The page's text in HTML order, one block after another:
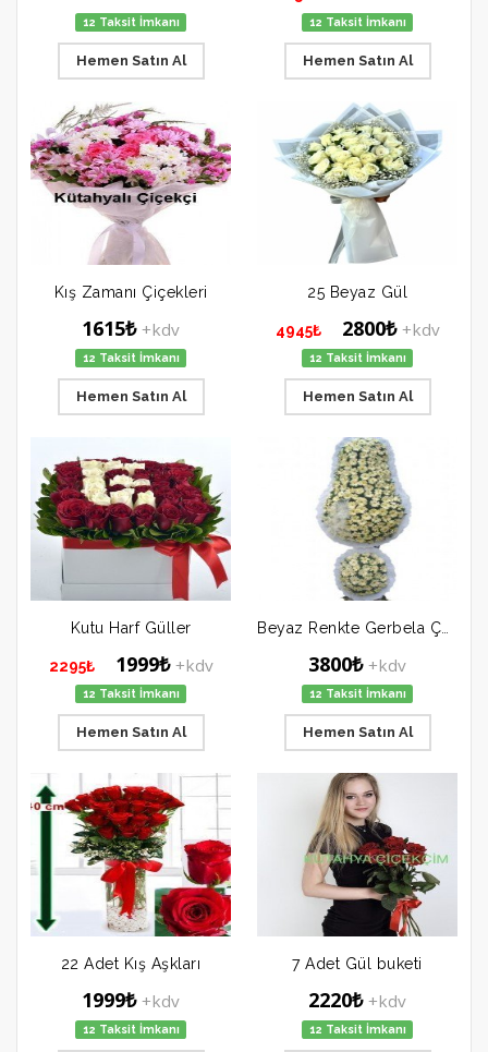
12 Taksit İmkanı
Hemen Satın Al
12 Taksit İmkanı
Hemen Satın Al
Kış Zamanı Çiçekleri
1615₺ +kdv
12 Taksit İmkanı
Hemen Satın Al
25 Beyaz Gül
4945₺ 2800₺ +kdv
12 Taksit İmkanı
Hemen Satın Al
Kutu Harf Güller
2295₺ 1999₺ +kdv
12 Taksit İmkanı
Hemen Satın Al
3800₺ +kdv
12 Taksit İmkanı
Hemen Satın Al
22 Adet Kış Aşkları
1999₺ +kdv
12 Taksit İmkanı
7 Adet Gül buketi
2220₺ +kdv
12 Taksit İmkanı